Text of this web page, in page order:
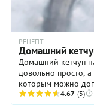
РЕЦЕПТ
Домашний
Домашний кетчуп
довольно просто, а
которым можно
Причем, абсолютно
4.67 (3)